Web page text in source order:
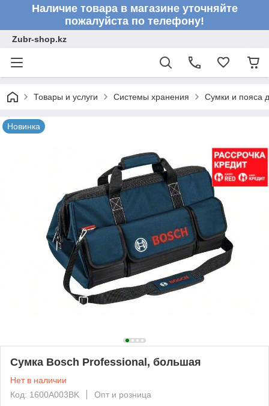
Наличие товара в магазине уточняйте
пожалуйста по телефону!
Zubr-shop.kz
Товары и услуги Системы хранения Сумки и пояса
Новинка
Сумка Bosch Professional, большая
Нет в наличии
Код: 1600A003BK
Опт и розница